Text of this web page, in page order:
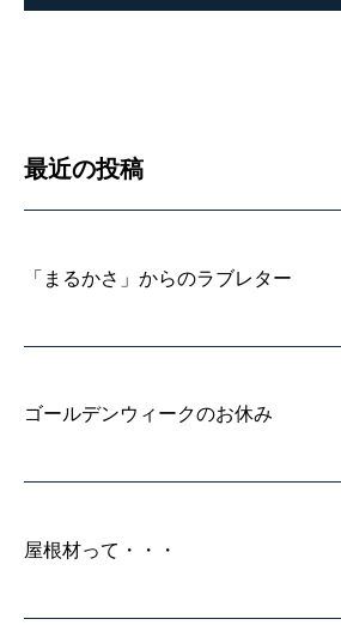
最近の投稿
「まるかさ」からのラブレター
ゴールデンウィークのお休み
屋根材って・・・